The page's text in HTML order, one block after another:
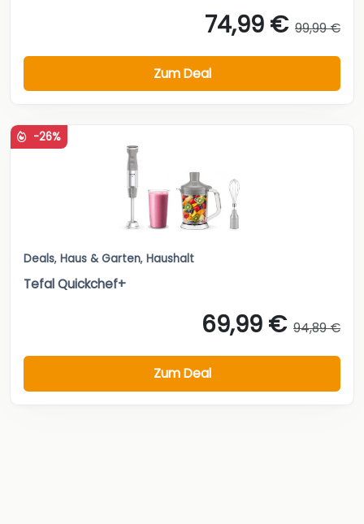
74,99 € 99,99 €
Zum Deal
-26%
Deals, Haus & Garten, Haushalt
Tefal Quickchef+
69,99 € 94,89 €
Zum Deal